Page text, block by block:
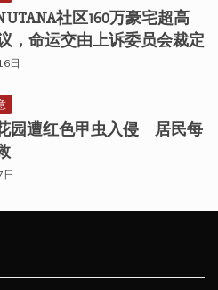
社区160万豪宅超高
，命运交由上诉委员会裁定
日
园遭红色甲虫入侵 居民每